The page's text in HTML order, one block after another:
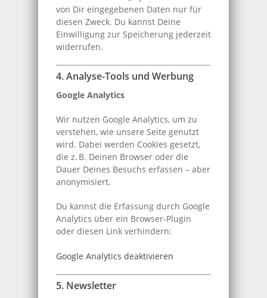
von Dir eingegebenen Daten nur für
diesen Zweck. Du kannst Deine
Einwilligung zur Speicherung jederzeit
widerrufen.
4. Analyse-Tools und Werbung
Google Analytics
Wir nutzen Google Analytics, um zu
verstehen, wie unsere Seite genutzt
wird. Dabei werden Cookies gesetzt,
die z. B. Deinen Browser oder die
Dauer Deines Besuchs erfassen – aber
anonymisiert.
Du kannst die Erfassung durch Google
Analytics über ein Browser-Plugin
oder diesen Link verhindern:
Google Analytics deaktivieren
5. Newsletter